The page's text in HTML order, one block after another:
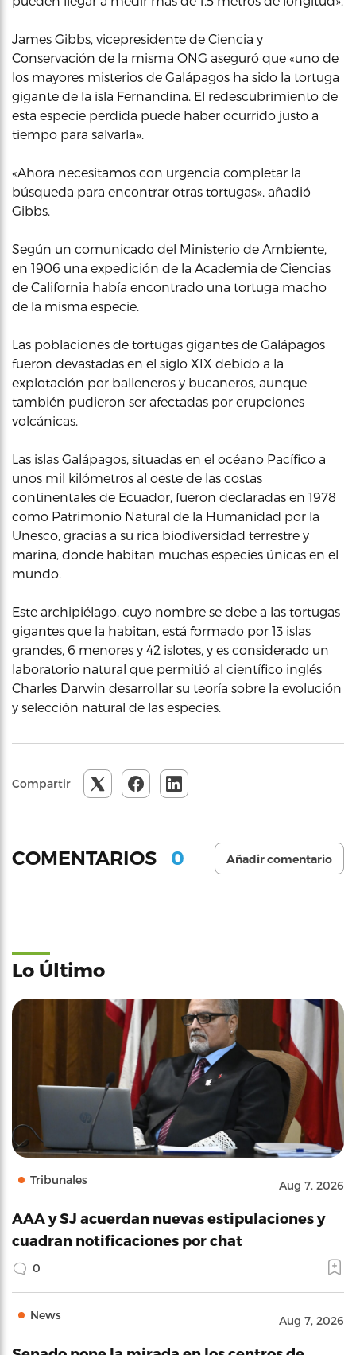
James Gibbs, vicepresidente de Ciencia y
Conservación de la misma ONG aseguró que «uno de
los mayores misterios de Galápagos ha sido la tortuga
gigante de la isla Fernandina. El redescubrimiento de
esta especie perdida puede haber ocurrido justo a
tiempo para salvarla».
«Ahora necesitamos con urgencia completar la
búsqueda para encontrar otras tortugas», añadió
Gibbs.
Según un comunicado del Ministerio de Ambiente,
en 1906 una expedición de la Academia de Ciencias
de California había encontrado una tortuga macho
de la misma especie.
Las poblaciones de tortugas gigantes de Galápagos
fueron devastadas en el siglo XIX debido a la
explotación por balleneros y bucaneros, aunque
también pudieron ser afectadas por erupciones
volcánicas.
Las islas Galápagos, situadas en el océano Pacífico a
unos mil kilómetros al oeste de las costas
continentales de Ecuador, fueron declaradas en 1978
como Patrimonio Natural de la Humanidad por la
Unesco, gracias a su rica biodiversidad terrestre y
marina, donde habitan muchas especies únicas en el
mundo.
Este archipiélago, cuyo nombre se debe a las tortugas
gigantes que la habitan, está formado por 13 islas
grandes, 6 menores y 42 islotes, y es considerado un
laboratorio natural que permitió al científico inglés
Charles Darwin desarrollar su teoría sobre la evolución
y selección natural de las especies.
Compartir
COMENTARIOS 0 Añadir comentario
Lo Último
Tribunales Aug 7, 2026
AAA y SJ acuerdan nuevas estipulaciones y
cuadran notificaciones por chat
0
News Aug 7, 2026